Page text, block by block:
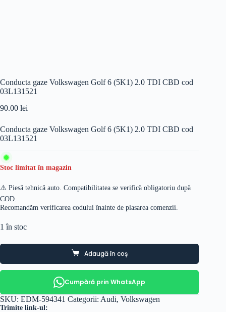
Conducta gaze Volkswagen Golf 6 (5K1) 2.0 TDI CBD cod
03L131521
90.00 lei
Conducta gaze Volkswagen Golf 6 (5K1) 2.0 TDI CBD cod
03L131521
Stoc limitat în magazin
⚠️ Piesă tehnică auto. Compatibilitatea se verifică obligatoriu după
COD.
Recomandăm verificarea codului înainte de plasarea comenzii.
1 în stoc
Adaugă în coș
Cumpără prin WhatsApp
SKU: EDM-594341 Categorii: Audi, Volkswagen
Trimite link-ul: